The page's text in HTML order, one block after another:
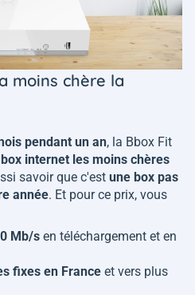
moins chère la
pendant un an, la Bbox Fit
box internet les moins chères
savoir que c'est une box pas
année. Et pour ce prix, vous
Mb/s en téléchargement et en
fixes en France et vers plus